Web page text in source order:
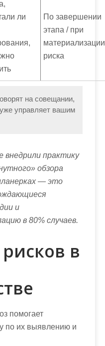
ли
По завершении
этапа / при
материализации
риска
на совещании,
управляет вашим
внедрили практику
обзора
— это
и
в 80% случаев.
в
помогает
по их выявлению и